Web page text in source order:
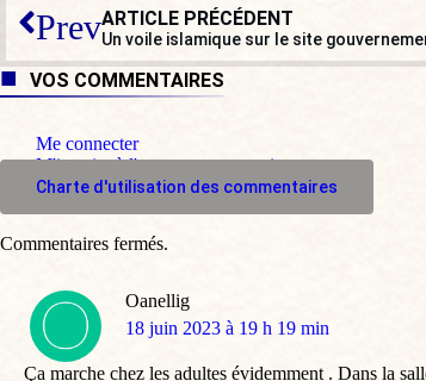
PrevARTICLE PRÉCÉDENT
Un voile islamique sur le site
VOS COMMENTAIRES
Me connecter
M'inscrire à l'espace commentaire
Charte d'utilisation des commentaires
Oanellig
dit
18 juin 2023 à 19 h 19 min
Ça marche chez les adultes évidemment . Dans la
Commentaires fermés.